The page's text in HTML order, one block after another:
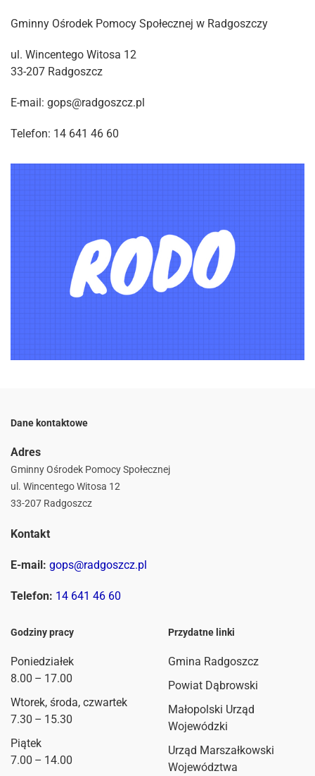
Gminny Ośrodek Pomocy Społecznej w Radgoszczy
ul. Wincentego Witosa 12
33-207 Radgoszcz
E-mail: gops@radgoszcz.pl
Telefon: 14 641 46 60
Dane kontaktowe
Adres
Gminny Ośrodek Pomocy Społecznej
ul. Wincentego Witosa 12
33-207 Radgoszcz
Kontakt
E-mail: gops@radgoszcz.pl
Telefon: 14 641 46 60
Godziny pracy
Poniedziałek
8.00 – 17.00
Wtorek, środa, czwartek
7.30 – 15.30
Piątek
7.00 – 14.00
Przydatne linki
Gmina Radgoszcz
Powiat Dąbrowski
Małopolski Urząd
Wojewódzki
Urząd Marszałkowski
Województwa